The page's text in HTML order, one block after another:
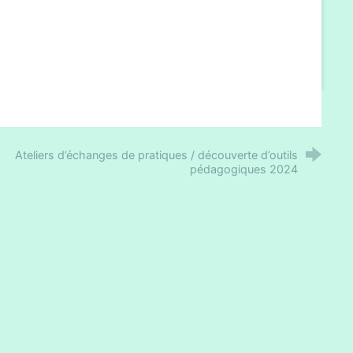
Ateliers d’échanges de pratiques / découverte d’outils
pédagogiques 2024